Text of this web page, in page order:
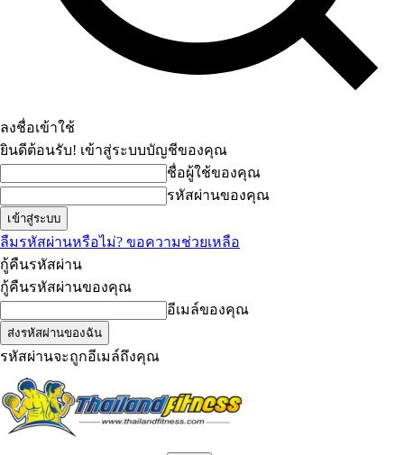
ลงชื่อเข้าใช้
ยินดีต้อนรับ! เข้าสู่ระบบบัญชีของคุณ
ชื่อผู้ใช้ของคุณ
รหัสผ่านของคุณ
ลืมรหัสผ่านหรือไม่? ขอความช่วยเหลือ
กู้คืนรหัสผ่าน
กู้คืนรหัสผ่านของคุณ
อีเมล์ของคุณ
รหัสผ่านจะถูกอีเมล์ถึงคุณ